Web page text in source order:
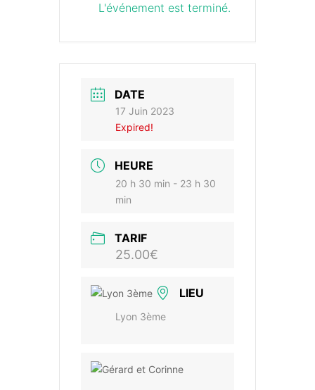
L'événement est terminé.
DATE
17 Juin 2023
Expired!
HEURE
20 h 30 min - 23 h 30
min
TARIF
25.00€
LIEU
Lyon 3ème